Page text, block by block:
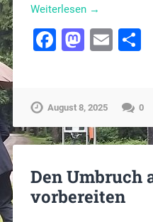
Weiterlesen →
Facebook
August 8, 2025 0
Den Umbruch
vorbereiten